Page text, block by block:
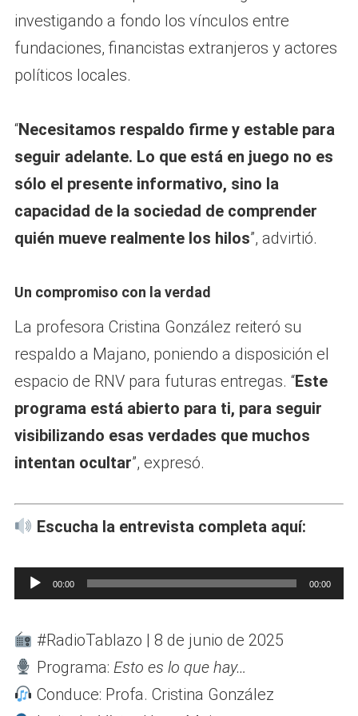
investigando a fondo los vínculos entre
fundaciones, financistas extranjeros y actores
políticos locales.
“Necesitamos respaldo firme y estable para
seguir adelante. Lo que está en juego no es
sólo el presente informativo, sino la
capacidad de la sociedad de comprender
quién mueve realmente los hilos”, advirtió.
Un compromiso con la verdad
La profesora Cristina González reiteró su
respaldo a Majano, poniendo a disposición el
espacio de RNV para futuras entregas. “Este
programa está abierto para ti, para seguir
visibilizando esas verdades que muchos
intentan ocultar”, expresó.
Escucha la entrevista completa aquí:
p
r
o
00:00 00:00
#RadioTablazo | 8 de junio de 2025
Programa: Esto es lo que hay…
Conduce: Profa. Cristina González